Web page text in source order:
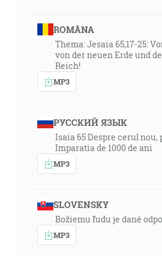
ROMÂNA
Thema: Jesaia 65,17-25:
von der neuen Erde und
Reich!
MP3
РУССКИЙ ЯЗЫК
Isaia 65 Despre cerul
Imparatia de 1000 de ani
MP3
SLOVENSKY
Božiemu ľudu je dané
MP3